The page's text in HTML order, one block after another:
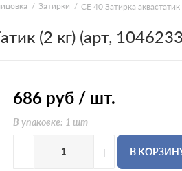
Грунтовки Ceresit
Декоративные
Коллекция Visage
Краски Ceresit
Ceresit
Фасадные сетки
Штукатурно-клеевые
Ceresit
Затирки CE 40 Затирка
(2 кг) (арт,
686 руб / шт.
В упаковке: 1 шт
- + В